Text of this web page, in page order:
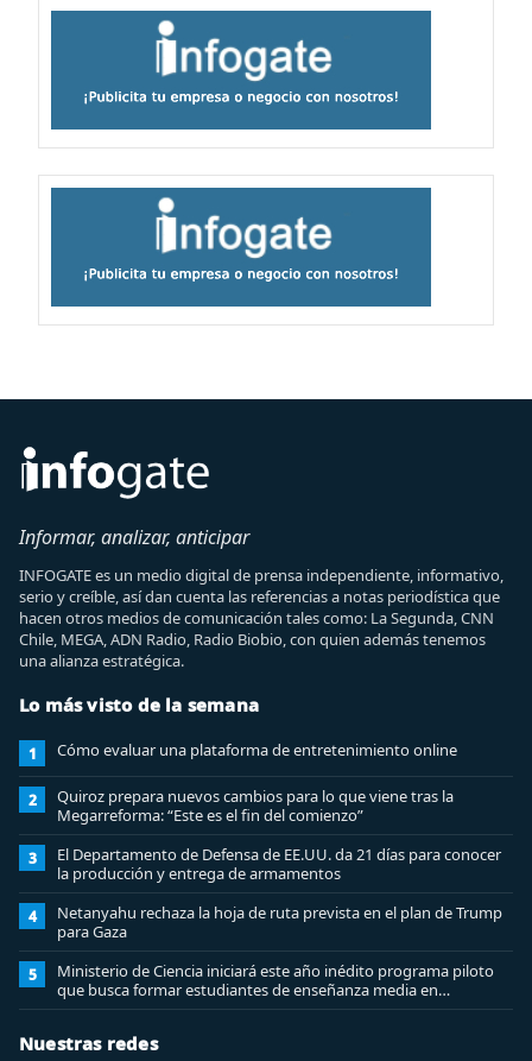
Informar, analizar, anticipar
INFOGATE es un medio digital de prensa independiente, informativo,
serio y creíble, así dan cuenta las referencias a notas periodística que
hacen otros medios de comunicación tales como: La Segunda, CNN
Chile, MEGA, ADN Radio, Radio Biobio, con quien además tenemos
una alianza estratégica.
Lo más visto de la semana
1 Cómo evaluar una plataforma de entretenimiento online
2
Quiroz prepara nuevos cambios para lo que viene tras la
Megarreforma: “Este es el fin del comienzo”
3
El Departamento de Defensa de EE.UU. da 21 días para conocer
la producción y entrega de armamentos
4
Netanyahu rechaza la hoja de ruta prevista en el plan de Trump
para Gaza
5
Ministerio de Ciencia iniciará este año inédito programa piloto
que busca formar estudiantes de enseñanza media en
ciberseguridad
Nuestras redes